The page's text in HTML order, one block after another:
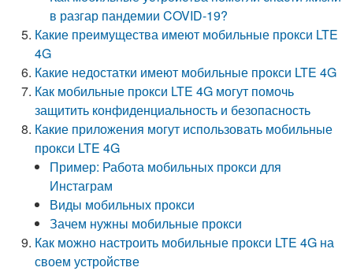
в разгар пандемии COVID-19?
Какие преимущества имеют мобильные прокси LTE
4G
Какие недостатки имеют мобильные прокси LTE 4G
Как мобильные прокси LTE 4G могут помочь
защитить конфиденциальность и безопасность
Какие приложения могут использовать мобильные
прокси LTE 4G
Пример: Работа мобильных прокси для
Инстаграм
Виды мобильных прокси
Зачем нужны мобильные прокси
Как можно настроить мобильные прокси LTE 4G на
своем устройстве